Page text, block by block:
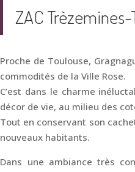
ZAC
Proche de Toulouse,
commodités de la Ville Rose.
C’est dans le charme
décor de vie, au milieu des
Tout en conservant son
nouveaux habitants.
Dans une ambiance très